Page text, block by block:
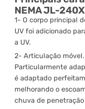
NEMA JL-
1- O corpo principal
UV foi adicionado
a UV.
2- Articulação móvel.
Particularmente
é adaptado
melhorando o
chuva de